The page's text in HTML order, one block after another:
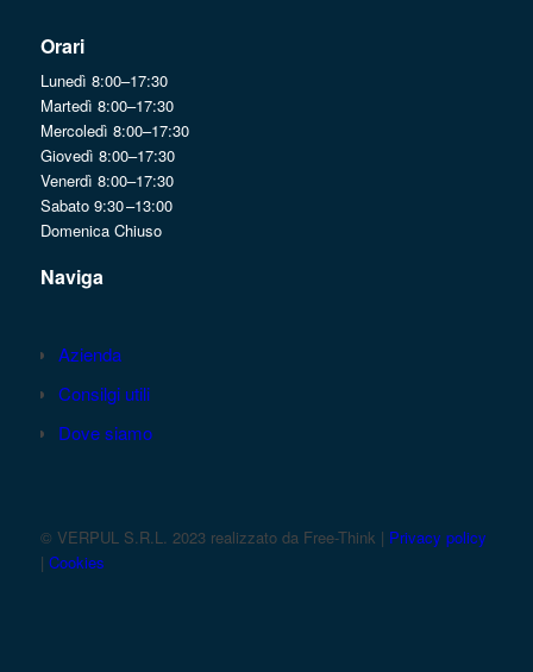
Orari
Lunedì 8:00–17:30
Martedì 8:00–17:30
Mercoledì 8:00–17:30
Giovedì 8:00–17:30
Venerdì 8:00–17:30
Sabato 9:30 –13:00
Domenica Chiuso
Naviga
Azienda
Consilgi utili
Dove siamo
© VERPUL S.R.L. 2023 realizzato da Free-Think | Privacy policy
| Cookies